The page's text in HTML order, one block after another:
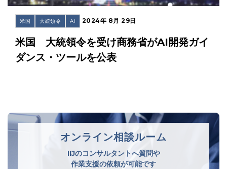
米国 大統領令 AI 2024年 8月 29日
米国 大統領令を受け商務省がAI開発ガイ
ダンス・ツールを公表
オンライン相談ルーム
IIJのコンサルタントへ質問や
作業支援の依頼が可能です